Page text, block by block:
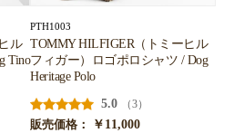
ル
Tino
PTH1003
TOMMY HILFIGER（トミーヒル
フィガー）ロゴポロシャツ / Dog
Heritage Polo
5.0
（3）
販売価格：
￥11,000